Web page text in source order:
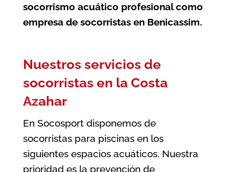
socorrismo acuático profesional como
empresa de socorristas en Benicassim.
Nuestros servicios de
socorristas en la Costa
Azahar
En Socosport disponemos de
socorristas para piscinas en los
siguientes espacios acuáticos. Nuestra
prioridad es la prevención de